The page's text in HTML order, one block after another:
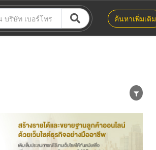
ค้นหาเพิ่มเติม
ธุรกิจบริการ